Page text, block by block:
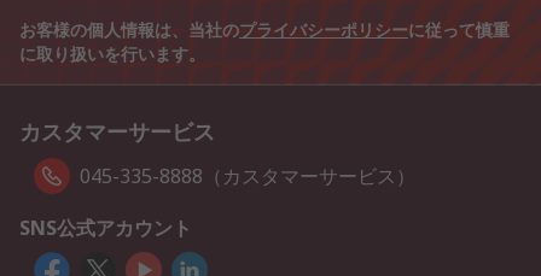
お客様の個人情報は、当社のプライバシーポリシーに従って慎重
に取り扱いを行います。
カスタマーサービス
045-335-8888（カスタマーサービス）
SNS公式アカウント